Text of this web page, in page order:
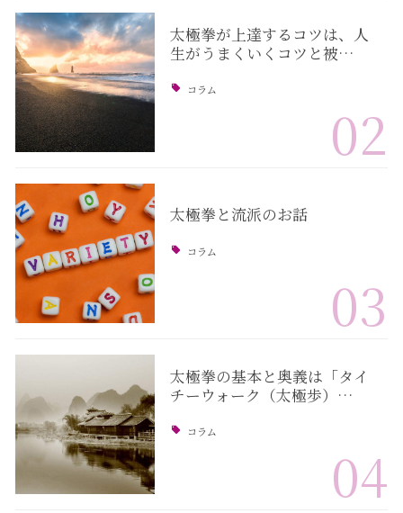
太極拳が上達するコツは、人
生がうまくいくコツと被…
コラム
02
太極拳と流派のお話
コラム
03
太極拳の基本と奥義は「タイ
チーウォーク（太極歩）…
コラム
04